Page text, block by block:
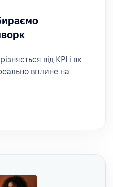
від KPI і як
вплине на